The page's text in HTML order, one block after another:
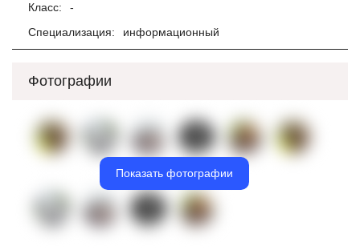
Класс:
-
Специализация:
информационный
Фотографии
Показать фотографии